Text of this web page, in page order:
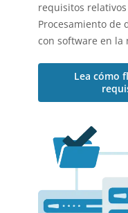
requisitos relativos
Procesamiento de
con software en la
Lea cómo